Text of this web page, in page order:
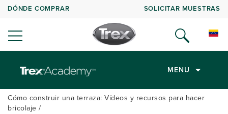
DÓNDE COMPRAR SOLICITAR MUESTRAS
MENU
Cómo construir una terraza: Vídeos y recursos para hacer
bricolaje